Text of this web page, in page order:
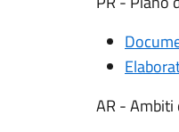
AR - Ambiti